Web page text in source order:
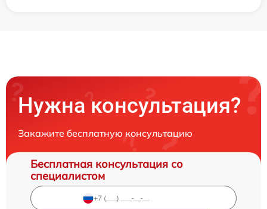
Нужна консультация?
Закажите бесплатную консультацию
Бесплатная консультация со
специалистом